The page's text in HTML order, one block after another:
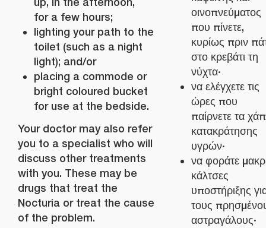
for a few hours;
lighting your path to the
toilet (such as a night
light); and/or
placing a commode or
bright coloured bucket
for use at the bedside.
Your doctor may also refer
you to a specialist who will
discuss other treatments
with you. These may be
drugs that treat the
Nocturia or treat the cause
of the problem.
οινοπνεύματος
που πίνετε,
κυρίως πριν
στο κρεβάτι τη
νύχτα·
να ελέγχετε τις
ώρες που
παίρνετε τα
κατακράτησης
υγρών·
να φοράτε
κάλτσες
υποστήριξης
τους
αστραγάλους·